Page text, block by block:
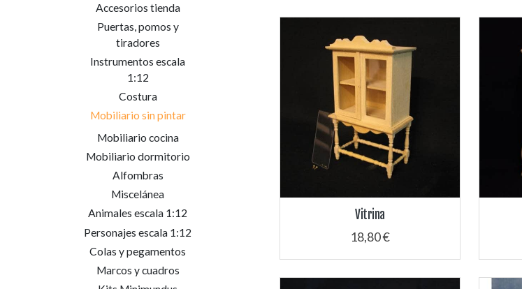
Accesorios tienda
Puertas, pomos y
tiradores
Instrumentos escala
1:12
Costura
Mobiliario sin pintar
Mobiliario cocina
Mobiliario dormitorio
Alfombras
Miscelánea
Animales escala 1:12
Personajes escala 1:12
Colas y pegamentos
Marcos y cuadros
Vitrina
18,80 €